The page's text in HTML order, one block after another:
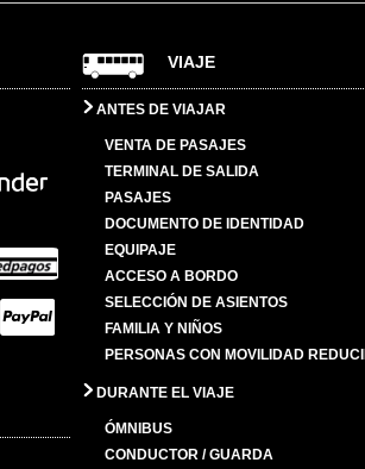
VIAJE
ANTES DE VIAJAR
VENTA DE PASAJES
TERMINAL DE SALIDA
PASAJES
DOCUMENTO DE IDENTIDAD
EQUIPAJE
ACCESO A BORDO
SELECCIÓN DE ASIENTOS
FAMILIA Y NIÑOS
PERSONAS CON MOVILIDAD
DURANTE EL VIAJE
ÓMNIBUS
CONDUCTOR / GUARDA